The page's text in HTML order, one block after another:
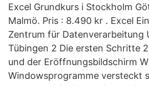
Excel Grundkurs i Stockholm
Malmö. Pris : 8.490 kr . Excel
Zentrum für Datenverarbeitung
Tübingen 2 Die ersten Schritte
und der Eröffnungsbildschirm
Windowsprogramme versteckt